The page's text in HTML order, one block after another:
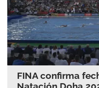
FINA confirma